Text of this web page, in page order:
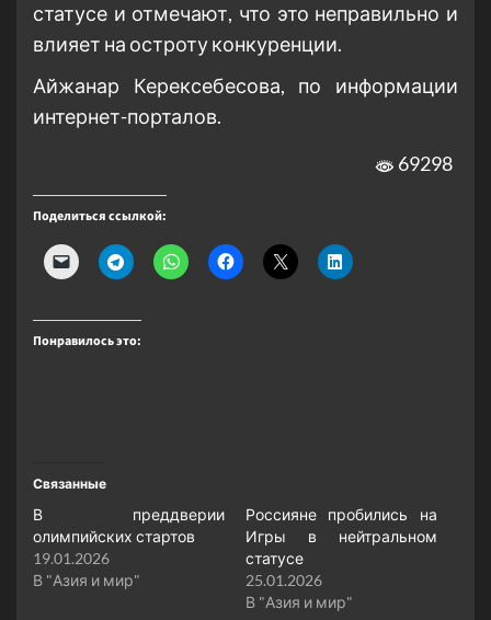
статусе и отмечают, что это неправильно и
влияет на остроту конкуренции.
Айжанар Керексебесова, по информации
интернет-порталов.
69298
Поделиться ссылкой:
Понравилось это:
Связанные
В преддверии
олимпийских стартов
19.01.2026
В "Азия и мир"
Россияне пробились на
Игры в нейтральном
статусе
25.01.2026
В "Азия и мир"